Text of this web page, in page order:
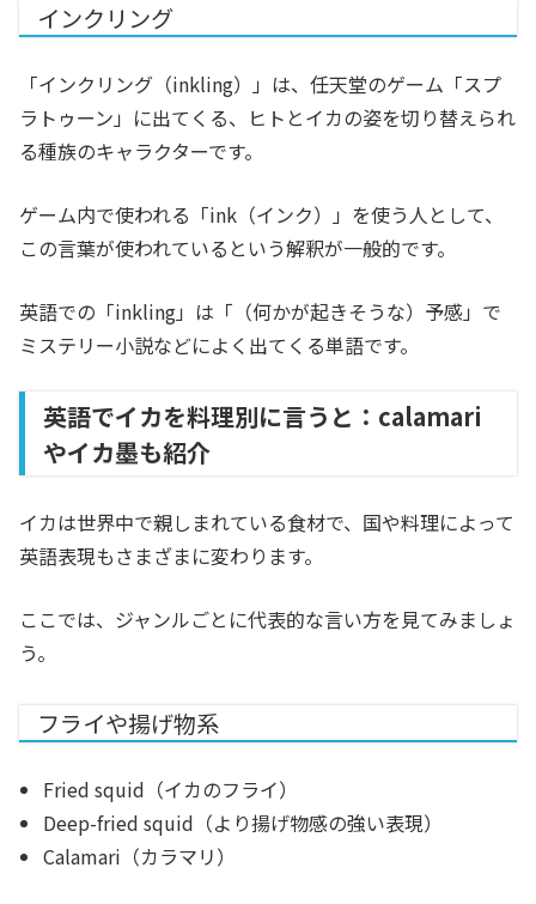
インクリング
「インクリング（inkling）」は、任天堂のゲーム「スプ
ラトゥーン」に出てくる、ヒトとイカの姿を切り替えられ
る種族のキャラクターです。
ゲーム内で使われる「ink（インク）」を使う人として、
この言葉が使われているという解釈が一般的です。
英語での「inkling」は「（何かが起きそうな）予感」で
ミステリー小説などによく出てくる単語です。
英語でイカを料理別に言うと：calamari
やイカ墨も紹介
イカは世界中で親しまれている食材で、国や料理によって
英語表現もさまざまに変わります。
ここでは、ジャンルごとに代表的な言い方を見てみましょ
う。
フライや揚げ物系
Fried squid（イカのフライ）
Deep-fried squid（より揚げ物感の強い表現）
Calamari（カラマリ）